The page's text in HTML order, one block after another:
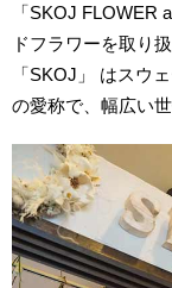
「SKOJ FLOWER
ドフラワーを取り
「SKOJ」 はスウ
の愛称で、幅広い